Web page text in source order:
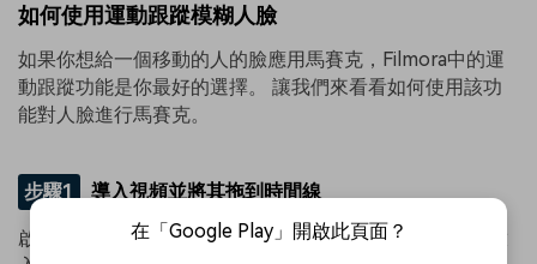
如何使用運動跟蹤模糊人臉
如果你想給一個移動的人的臉應用馬賽克，Filmora中的運
動跟蹤功能是你最好的選擇。 讓我們來看看如何使用該功
能對人臉進行馬賽克。
步驟1 導入視頻並將其拖到時間線
啟動Filmora后，選擇“創建新項目”.之後，將視頻導入並放
在「Google Play」開啟此頁面？